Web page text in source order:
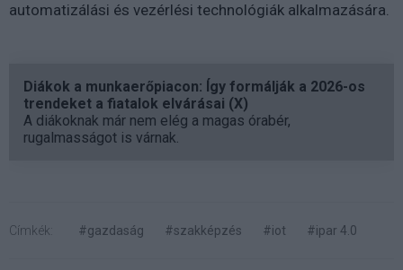
automatizálási és vezérlési technológiák alkalmazására.
Diákok a munkaerőpiacon: Így formálják a 2026-os
trendeket a fiatalok elvárásai (X)
A diákoknak már nem elég a magas órabér,
rugalmasságot is várnak.
Címkék: #gazdaság #szakképzés #iot #ipar 4.0